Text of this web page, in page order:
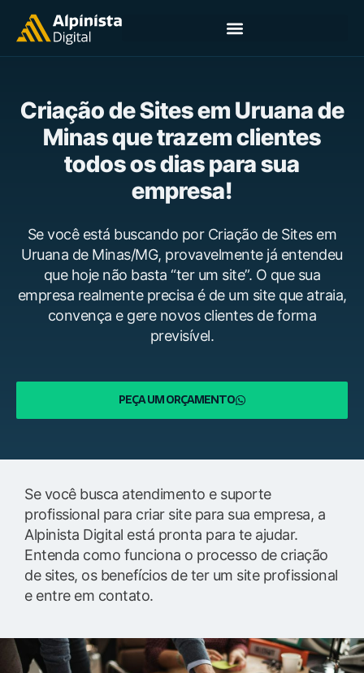
Criação de Sites em Uruana de
Minas que trazem clientes
todos os dias para sua
empresa!
Se você está buscando por Criação de Sites em
Uruana de Minas/MG, provavelmente já entendeu
que hoje não basta “ter um site”. O que sua
empresa realmente precisa é de um site que atraia,
convença e gere novos clientes de forma
previsível.
PEÇA UM ORÇAMENTO
Se você busca atendimento e suporte
profissional para criar site para sua empresa, a
Alpinista Digital está pronta para te ajudar.
Entenda como funciona o processo de criação
de sites, os benefícios de ter um site profissional
e entre em contato.